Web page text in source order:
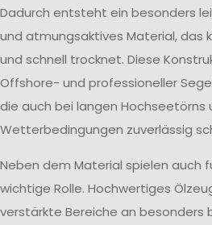
Dadurch entsteht ein besonders
und atmungsaktives Material, das
und schnell trocknet. Diese
Offshore- und professioneller
die auch bei langen Hochseetörns
Wetterbedingungen zuverlässig
Neben dem Material spielen auch
wichtige Rolle. Hochwertiges
verstärkte Bereiche an besonders